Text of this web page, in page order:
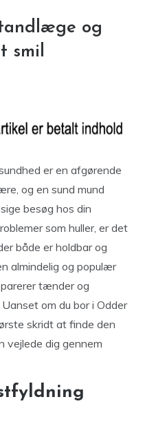
og
smil
er en afgørende
og en sund mund
besøg hos din
som huller, er det
både er holdbar og
almindelig og populær
tænder og
om du bor i Odder
skridt at finde den
vejlede dig gennem